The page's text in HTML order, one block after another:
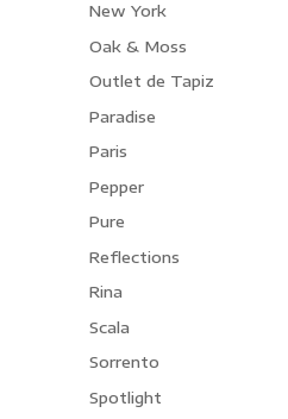
New York
Oak & Moss
Outlet de Tapiz
Paradise
Paris
Pepper
Pure
Reflections
Rina
Scala
Sorrento
Spotlight